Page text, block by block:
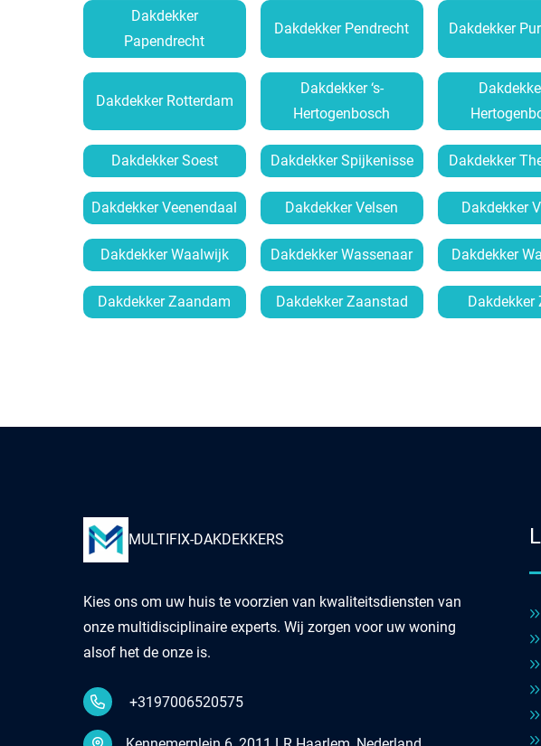
Dakdekker
Papendrecht
Dakdekker Pendrecht Dakdekker
Dakdekker Rotterdam
Dakdekker ‘s-
Hertogenbosch
Dakdekker Soest Dakdekker Spijkenisse Dakdekker
Dakdekker Veenendaal Dakdekker Velsen Dakdekker
Dakdekker Waalwijk Dakdekker Wassenaar Dakdekker
Dakdekker Zaandam Dakdekker Zaanstad Dakdekker
MULTIFIX-DAKDEKKERS
Kies ons om uw huis te voorzien van kwaliteitsdiensten van
onze multidisciplinaire experts. Wij zorgen voor uw woning
alsof het de onze is.
+3197006520575